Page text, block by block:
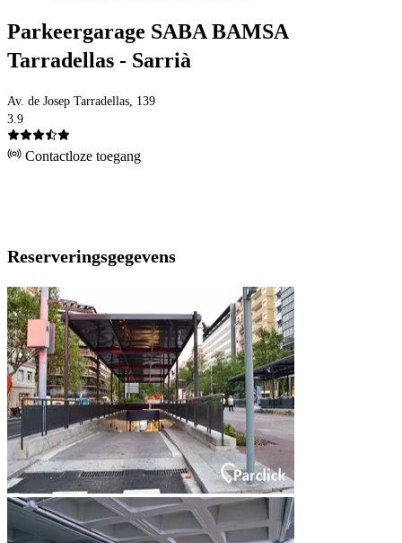
Parkeergarage SABA BAMSA
Tarradellas - Sarrià
Av. de Josep Tarradellas, 139
3.9
Contactloze toegang
Reserveringsgegevens